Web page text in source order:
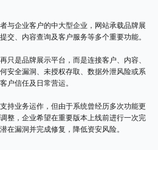
与企业客户的中大型企业，网站承载品牌展
交、内容查询及客户服务等多个重要功能。
只是品牌展示平台，而是连接客户、内容、
安全漏洞、未授权存取、数据外泄风险或系
户信任及日常营运。
持业务运作，但由于系统曾经历多次功能更
整，企业希望在重要版本上线前进行一次完
在漏洞并完成修复，降低资安风险。